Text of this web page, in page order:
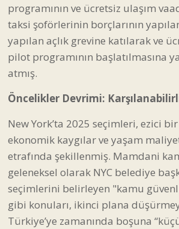
programının ve ücretsiz ulaşım
taksi şoförlerinin borçlarının
yapılan açlık grevine katılarak ve
pilot programının başlatılmasına
atmış.
Öncelikler Devrimi:
New York’ta 2025 seçimleri, ezici
ekonomik kaygılar ve yaşam
etrafında şekillenmiş. Mamdani
geleneksel olarak NYC belediye
seçimlerini belirleyen "kamu
gibi konuları, ikinci plana
Türkiye’ye zamanında boşuna